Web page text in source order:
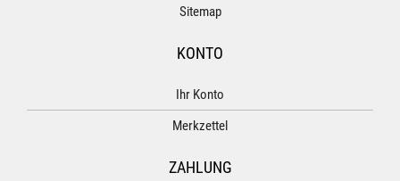
Sitemap
KONTO
Ihr Konto
Merkzettel
ZAHLUNG